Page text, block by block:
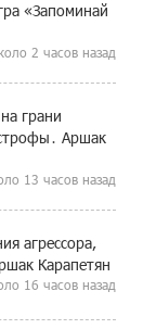
«Запоминай
2 часов назад
грани
Аршак
13 часов назад
агрессора,
Карапетян
16 часов назад